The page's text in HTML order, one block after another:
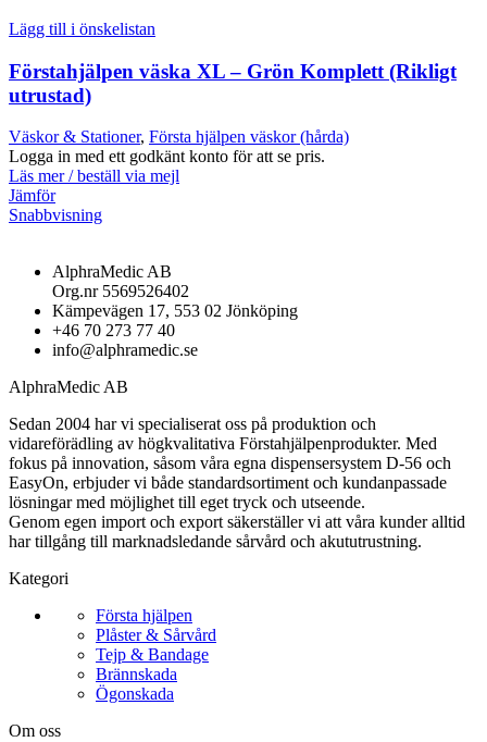
Lägg till i önskelistan
Förstahjälpen väska XL – Grön Komplett (Rikligt
utrustad)
Väskor & Stationer, Första hjälpen väskor (hårda)
Logga in med ett godkänt konto för att se pris.
Läs mer / beställ via mejl
Jämför
Snabbvisning
AlphraMedic AB
Org.nr 5569526402
Kämpevägen 17, 553 02 Jönköping
+46 70 273 77 40
info@alphramedic.se
AlphraMedic AB
Sedan 2004 har vi specialiserat oss på produktion och
vidareförädling av högkvalitativa Förstahjälpenprodukter. Med
fokus på innovation, såsom våra egna dispensersystem D-56 och
EasyOn, erbjuder vi både standardsortiment och kundanpassade
lösningar med möjlighet till eget tryck och utseende.
Genom egen import och export säkerställer vi att våra kunder alltid
har tillgång till marknadsledande sårvård och akututrustning.
Kategori
Första hjälpen
Plåster & Sårvård
Tejp & Bandage
Brännskada
Ögonskada
Om oss